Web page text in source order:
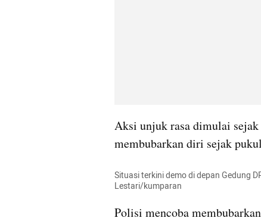
Aksi unjuk rasa dimulai
membubarkan diri sejak
Situasi terkini demo di depan Gedung
Lestari/kumparan
Polisi mencoba